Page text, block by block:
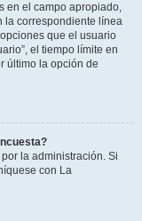
en el campo apropiado,
la correspondiente línea
que el usuario
el tiempo límite en
último la opción de
la administración. Si
con La